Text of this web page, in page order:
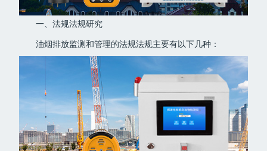
一、法规法规研究
油烟排放监测和管理的法规法规主要有以下几种：